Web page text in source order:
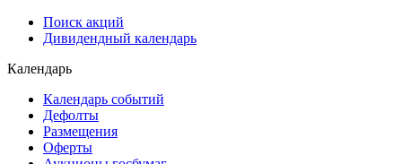
Поиск акций
Дивидендный календарь
Календарь
Календарь событий
Дефолты
Размещения
Оферты